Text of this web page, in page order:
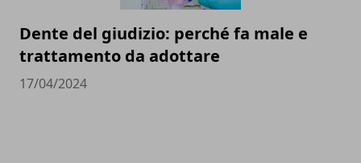
Dente del giudizio: perché fa male e
trattamento da adottare
17/04/2024